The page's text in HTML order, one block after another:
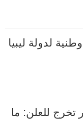
لدولة ليبيا
تخرج للعلن: ما